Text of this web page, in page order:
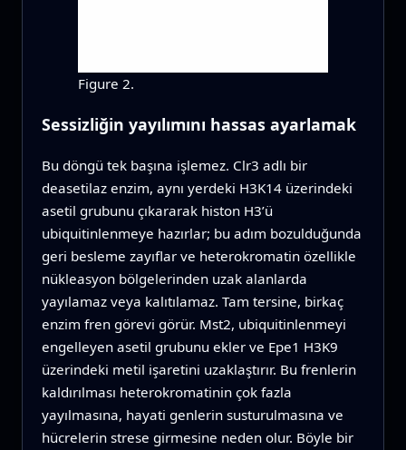
Figure 2.
Sessizliğin yayılımını hassas ayarlamak
Bu döngü tek başına işlemez. Clr3 adlı bir
deasetilaz enzim, aynı yerdeki H3K14 üzerindeki
asetil grubunu çıkararak histon H3’ü
ubiquitinlenmeye hazırlar; bu adım bozulduğunda
geri besleme zayıflar ve heterokromatin özellikle
nükleasyon bölgelerinden uzak alanlarda
yayılamaz veya kalıtılamaz. Tam tersine, birkaç
enzim fren görevi görür. Mst2, ubiquitinlenmeyi
engelleyen asetil grubunu ekler ve Epe1 H3K9
üzerindeki metil işaretini uzaklaştırır. Bu frenlerin
kaldırılması heterokromatinin çok fazla
yayılmasına, hayati genlerin susturulmasına ve
hücrelerin strese girmesine neden olur. Böyle bir